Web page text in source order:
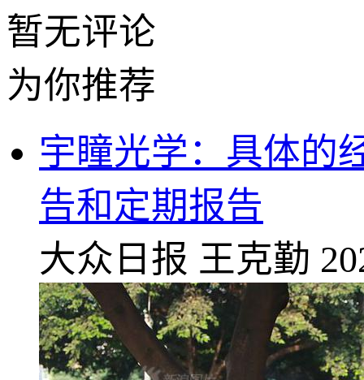
暂无评论
为你推荐
宇瞳光学：具体的
告和定期报告
大众日报 王克勤